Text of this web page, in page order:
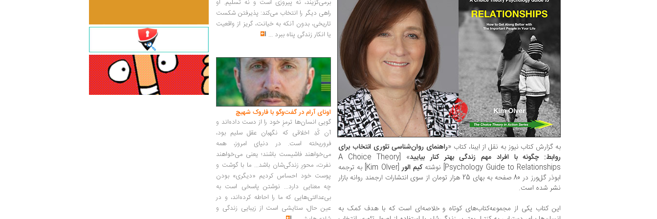
به گزارش کتاب نیوز به نقل از ایبنا، کتاب «راهنمای روان‌شناسی تئوری انتخاب برای
روابط: چگونه با افراد مهم زندگی بهتر کنار بیایید
» [A Choice Theory
Psychology Guide to Relationships] نوشته
کیم الور
[Kim Olver] به ترجمه
ابوذر گل‌ورز در 80 صفحه به بهای 25 هزار تومان از سوی انتشارات ارجمند روانه بازار
نشر شده است.
این کتاب یکی از مجموعه‌کتاب‌های کوتاه و خلاصه‌ای است که با هدف کمک به
برمی‌گزیند، نه پیروزی است و نه تسلیم. او
راهی دیگر را انتخاب می‌کند: پذیرفتن شکست
تاریخی، بدون آنکه به خیانت، گریز از واقعیت
یا انکار زندگی پناه ببرد ...
اونای آرام در گفت‌وگو با فاروک شهیچ‭
گویی انسان‌ها ترمزِ خود را از دست داده‌اند و
آن کُدِ اخلاقی که نگهبان عقل سلیم بود،
فروریخته است. در دنیای امروز، همه
می‌خواهند فاشیست باشند؛ یعنی می‌خواهند
نفرت، محورِ زندگی‌شان باشد... ما با گوشت و
پوست خود احساس کردیم «دیگری» بودن
چه معنایی دارد... نوشتن پاسخی است به
بی‌عدالتی‌هایی که ما را احاطه کرده‌اند، و در
عین حال، ستایشی است از زیبایی زندگی و